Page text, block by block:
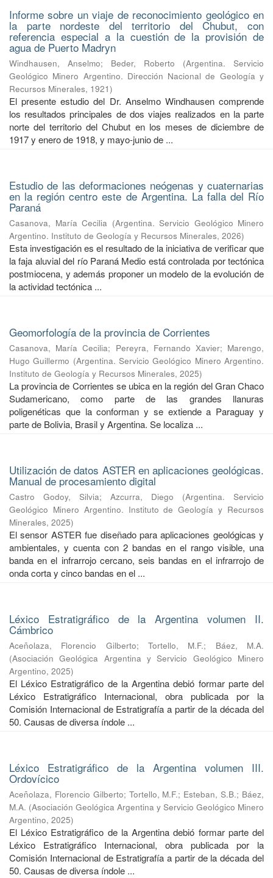
Informe sobre un viaje de reconocimiento geológico en
la parte nordeste del territorio del Chubut, con
referencia especial a la cuestión de la provisión de
agua de Puerto Madryn
Windhausen, Anselmo; Beder, Roberto (Argentina. Servicio
Geológico Minero Argentino. Dirección Nacional de Geología y
Recursos Minerales, 1921)
El presente estudio del Dr. Anselmo Windhausen comprende
los resultados principales de dos viajes realizados en la parte
norte del territorio del Chubut en los meses de diciembre de
1917 y enero de 1918, y mayo-junio de ...
Estudio de las deformaciones neógenas y cuaternarias
en la región centro este de Argentina. La falla del Río
Paraná
Casanova, María Cecilia (Argentina. Servicio Geológico Minero
Argentino. Instituto de Geología y Recursos Minerales, 2026)
Esta investigación es el resultado de la iniciativa de verificar que
la faja aluvial del río Paraná Medio está controlada por tectónica
postmiocena, y además proponer un modelo de la evolución de
la actividad tectónica ...
Geomorfología de la provincia de Corrientes
Casanova, María Cecilia; Pereyra, Fernando Xavier; Marengo,
Hugo Guillermo (Argentina. Servicio Geológico Minero Argentino.
Instituto de Geología y Recursos Minerales, 2025)
La provincia de Corrientes se ubica en la región del Gran Chaco
Sudamericano, como parte de las grandes llanuras
poligenéticas que la conforman y se extiende a Paraguay y
parte de Bolivia, Brasil y Argentina. Se localiza ...
Utilización de datos ASTER en aplicaciones geológicas.
Manual de procesamiento digital
Castro Godoy, Silvia; Azcurra, Diego (Argentina. Servicio
Geológico Minero Argentino. Instituto de Geología y Recursos
Minerales, 2025)
El sensor ASTER fue diseñado para aplicaciones geológicas y
ambientales, y cuenta con 2 bandas en el rango visible, una
banda en el infrarrojo cercano, seis bandas en el infrarrojo de
onda corta y cinco bandas en el ...
Léxico Estratigráfico de la Argentina volumen II.
Cámbrico
Aceñolaza, Florencio Gilberto;Tortello, M.F.; Báez, M.A.
(Asociación Geológica Argentina y Servicio Geológico Minero
Argentino, 2025)
El Léxico Estratigráfico de la Argentina debió formar parte del
Léxico Estratigráfico Internacional, obra publicada por la
Comisión Internacional de Estratigrafía a partir de la década del
50. Causas de diversa índole ...
Léxico Estratigráfico de la Argentina volumen III.
Ordovícico
Aceñolaza, Florencio Gilberto; Tortello, M.F.; Esteban, S.B.; Báez,
M.A. (Asociación Geológica Argentina y Servicio Geológico Minero
Argentino, 2025)
El Léxico Estratigráfico de la Argentina debió formar parte del
Léxico Estratigráfico Internacional, obra publicada por la
Comisión Internacional de Estratigrafía a partir de la década del
50. Causas de diversa índole ...